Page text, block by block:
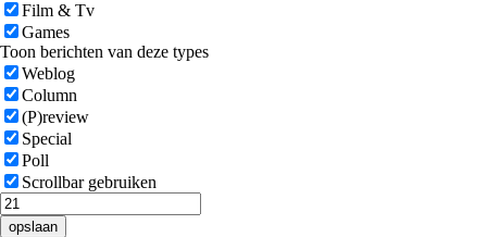
Film & Tv
Games
Toon berichten van deze types
Weblog
Column
(P)review
Special
Poll
Scrollbar gebruiken
opslaan